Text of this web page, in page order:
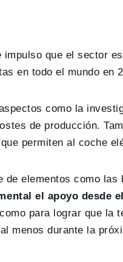
que el sector
en todo el mundo en
como la
de producción.
permiten al coche
elementos como
el apoyo desde
para lograr que la
menos durante la